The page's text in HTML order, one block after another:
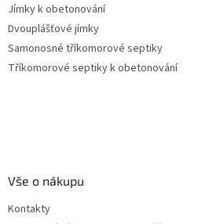
Jímky k obetonování
Dvouplášťové jímky
Samonosné tříkomorové septiky
Tříkomorové septiky k obetonování
Vše o nákupu
Kontakty